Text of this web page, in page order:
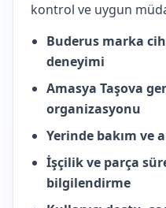
kontrol ve uygun
Buderus marka
deneyimi
Amasya Taşova
organizasyonu
Yerinde bakım ve
İşçilik ve parça
bilgilendirme